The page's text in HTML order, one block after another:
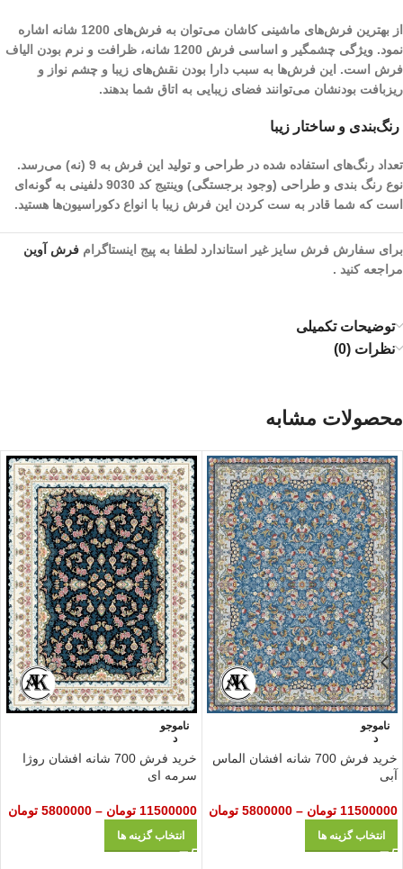
از بهترین فرش‌های ماشینی کاشان می‌توان به فرش‌های 1200 شانه اشاره
نمود. ویژگی چشمگیر و اساسی فرش 1200 شانه، ظرافت و نرم بودن الیاف
فرش است. این فرش‌ها به سبب دارا بودن نقش‌های زیبا و چشم نواز و
ریز‌بافت بودنشان می‌توانند فضای زیبایی به اتاق شما بدهند.
رنگ‌بندی و ساختار زیبا
تعداد رنگ‌های استفاده شده در طراحی و تولید این فرش به 9 (نه) می‌رسد.
نوع رنگ بندی و طراحی (وجود برجستگی) وینتیج کد 9030 دلفینی به گونه‌ای
است که شما قادر به ست کردن این فرش زیبا با انواع دکوراسیون‌ها هستید.
برای سفارش فرش سایز غیر استاندارد لطفا به پیج اینستاگرام فرش آوین
مراجعه کنید .
توضیحات تکمیلی
نظرات (0)
محصولات مشابه
ناموجو
د
خرید فرش 700 شانه افشان الماس
آبی
11500000 تومان –
5800000 تومان
انتخاب گزینه ها
ناموجو
د
خرید فرش 700 شانه افشان روژا
سرمه ای
11500000 تومان –
5800000 تومان
انتخاب گزینه ها